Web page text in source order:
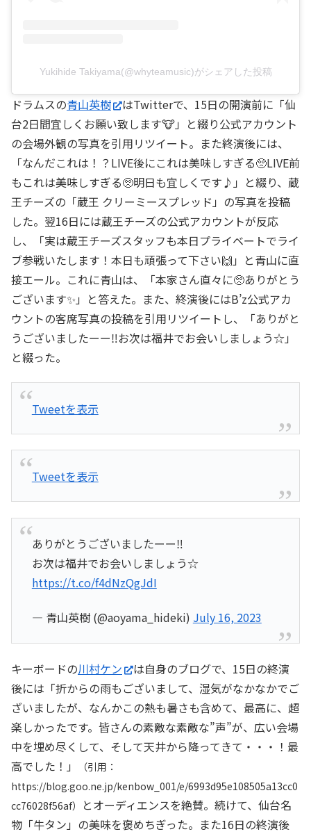
Yukihide Takiyama(@whyteamusic)がシェアした投稿
ドラムスの青山英樹
はTwitterで、15日の開演前に「仙
台2日間宜しくお願い致します🐮」と綴り公式アカウント
の会場外観の写真を引用リツイート。また終演後には、
「なんだこれは！？LIVE後にこれは美味しすぎる🥺LIVE前
もこれは美味しすぎる🥺明日も宜しくです♪」と綴り、蔵
王チーズの「蔵王 クリーミースプレッド」の写真を投稿
した。翌16日には蔵王チーズの公式アカウントが反応
し、「実は蔵王チーズスタッフも本日プライベートでライ
ブ参戦いたします！本日も頑張って下さい🙌」と青山に直
接エール。これに青山は、「本家さん直々に🥺ありがとう
ございます✨」と答えた。また、終演後にはB’z公式アカ
ウントの客席写真の投稿を引用リツイートし、「ありがと
うございましたーー‼️お次は福井でお会いしましょう☆」
と綴った。
Tweetを表示
Tweetを表示
ありがとうございましたーー‼️
お次は福井でお会いしましょう☆
https://t.co/f4dNzQgJdI
— 青山英樹 (@aoyama_hideki) July 16, 2023
キーボードの川村ケン
は自身のブログで、15日の終演
後には「折からの雨もございまして、湿気がなかなかでご
ざいましたが、なんかこの熱も暑さも含めて、最高に、超
楽しかったです。皆さんの素敵な素敵な”声”が、広い会場
中を埋め尽くして、そして天井から降ってきて・・・！最
高でした！」
（引用：
https://blog.goo.ne.jp/kenbow_001/e/6993d95e108505a13cc0
cc76028f56af）
とオーディエンスを絶賛。続けて、仙台名
物「牛タン」の美味を褒めちぎった。また16日の終演後